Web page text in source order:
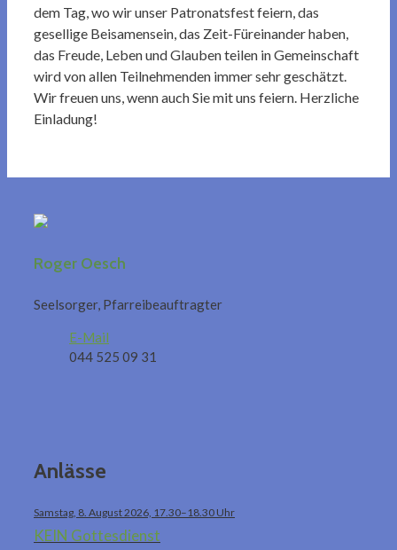
dem Tag, wo wir unser Patronatsfest feiern, das
gesellige Beisamensein, das Zeit-Füreinander haben,
das Freude, Leben und Glauben teilen in Gemeinschaft
wird von allen Teilnehmenden immer sehr geschätzt.
Wir freuen uns, wenn auch Sie mit uns feiern. Herzliche
Einladung!
Roger Oesch
Seelsorger, Pfarreibeauftragter
E-Mail
044 525 09 31
Anlässe
Samstag, 8. August 2026, 17.30–18.30 Uhr
KEIN Gottesdienst